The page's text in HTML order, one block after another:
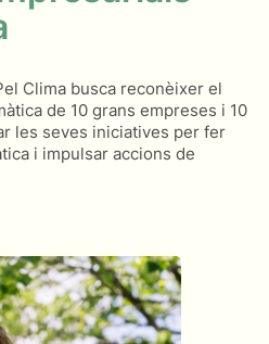
Clima busca reconèixer el
de 10 grans empreses i 10
les seves iniciatives per fer
i impulsar accions de